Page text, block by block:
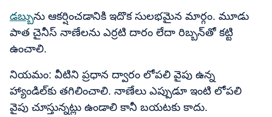
డబ్బును ఆకర్షించడానికి ఇదొక సులభమైన మార్గం. మూడు
పాత చైనీస్ నాణేలను ఎర్రటి దారం లేదా రిబ్బన్‌తో కట్టి
ఉంచాలి.
నియమం: వీటిని ప్రధాన ద్వారం లోపలి వైపు ఉన్న
హ్యాండిల్‌కు తగిలించాలి. నాణేలు ఎప్పుడూ ఇంటి లోపలి
వైపు చూస్తున్నట్లు ఉండాలి కానీ బయటకు కాదు.